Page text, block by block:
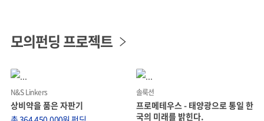
모의펀딩 프로젝트
N&S Linkers
상비약을 품은 자판기
솔룩션
프로메테우스 - 태양광으로 통일 한
국의 미래를 밝힌다.